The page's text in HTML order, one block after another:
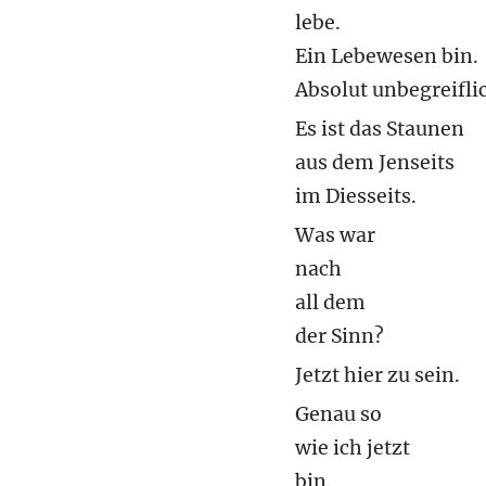
lebe.
Ein Lebewesen bin.
Absolut
Es ist das Staunen
aus dem Jenseits
im Diesseits.
Was war
nach
all dem
der Sinn?
Jetzt hier zu sein.
Genau so
wie ich jetzt